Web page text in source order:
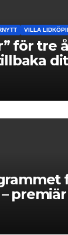
VILLA
för tre
dit